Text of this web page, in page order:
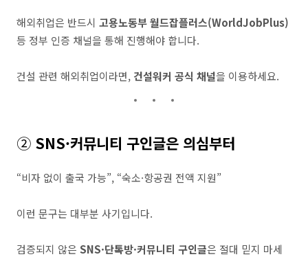
해외취업은 반드시 고용노동부 월드잡플러스(WorldJobPlus)
등 정부 인증 채널을 통해 진행해야 합니다.
건설 관련 해외취업이라면, 건설워커 공식 채널을 이용하세요.
② SNS·커뮤니티 구인글은 의심부터
“비자 없이 출국 가능”, “숙소·항공권 전액 지원”
이런 문구는 대부분 사기입니다.
검증되지 않은 SNS·단톡방·커뮤니티 구인글은 절대 믿지 마세